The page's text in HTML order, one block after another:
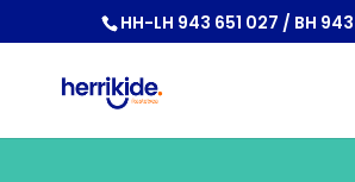
HH-LH 943 651 027 / BH 943